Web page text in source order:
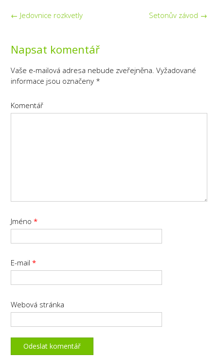
Post
Setonův závod →
← Jedovnice rozkvetly
Napsat komentář
Vaše e-mailová adresa nebude zveřejněna. Vyžadované
informace jsou označeny *
Komentář
Jméno *
E-mail *
Webová stránka